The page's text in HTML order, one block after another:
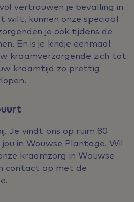
vertrouwen je bevalling in
wilt, kunnen onze speciaal
je ook tijdens de
En is je kindje eenmaal
kraamverzorgende zich tot
kraamtijd zo prettig
Je vindt ons op ruim 80
in Wouwse Plantage. Wil
kraamzorg in Wouwse
contact op met de